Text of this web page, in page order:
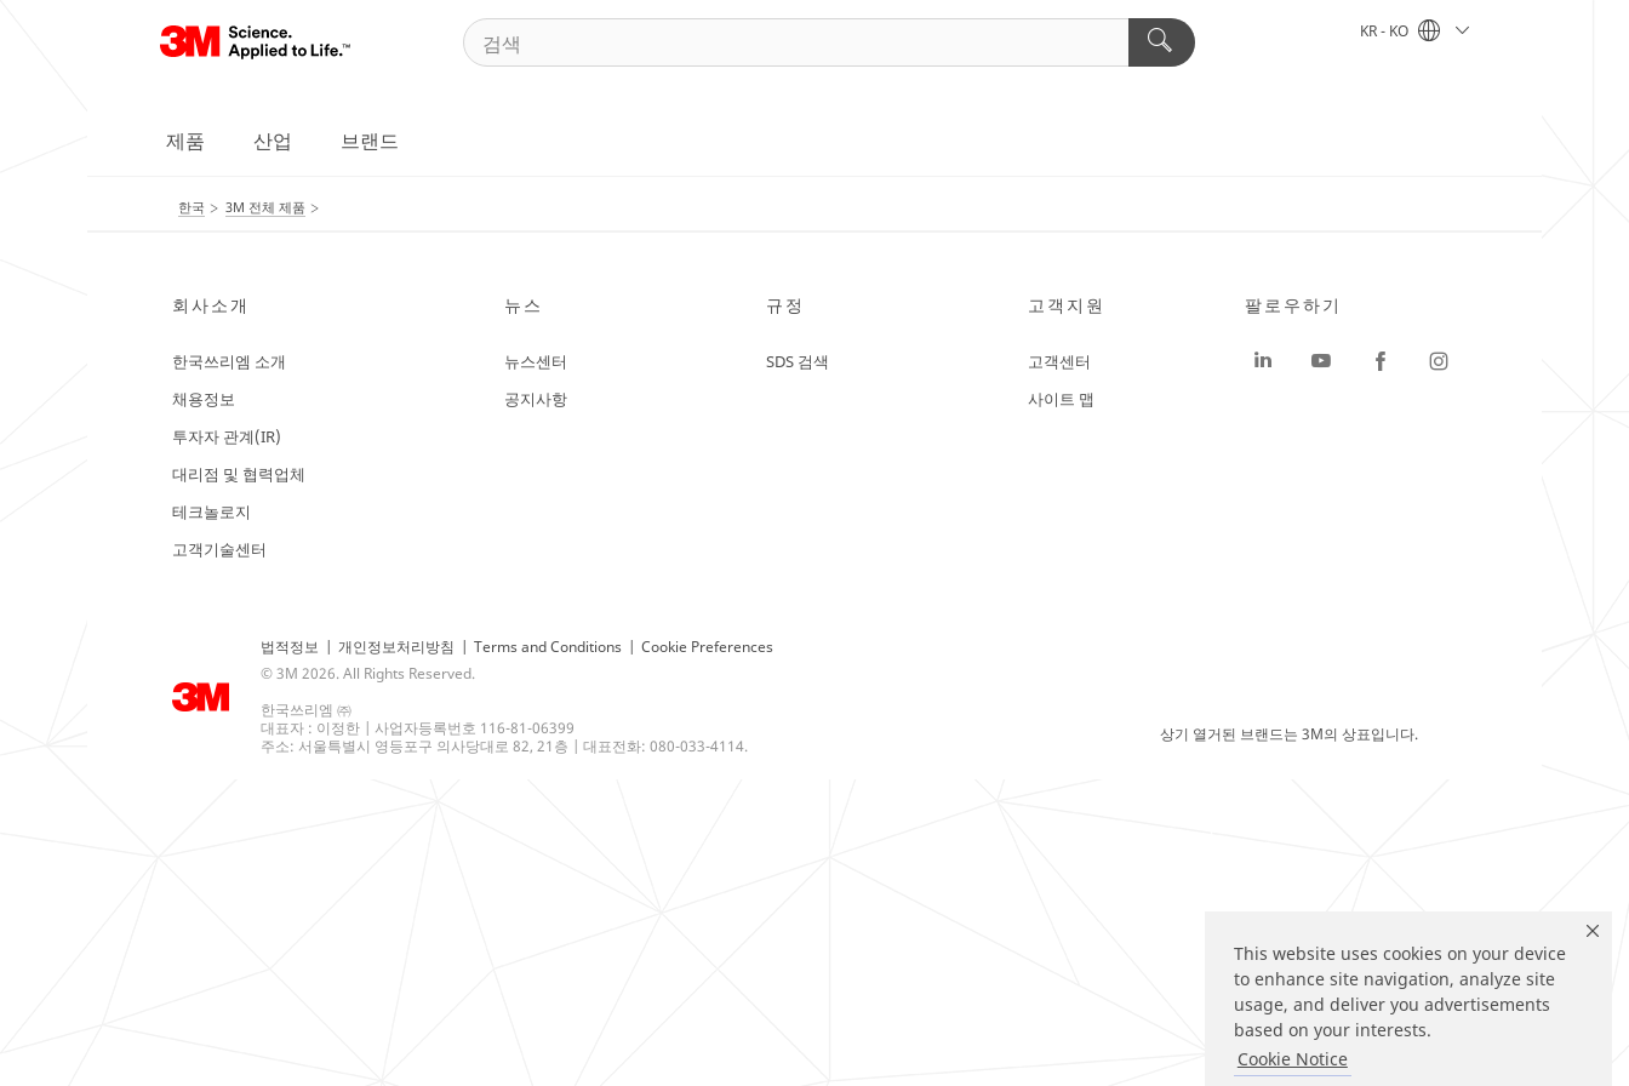
This website uses cookies on your device
to enhance site navigation, analyze site
usage, and deliver you advertisements
based on your interests.
Cookie Notice
KR - KO
제품 산업 브랜드
한국 3M 전체 제품
회사소개
한국쓰리엠 소개
채용정보
투자자 관계(IR)
대리점 및 협력업체
테크놀로지
고객기술센터
뉴스
뉴스센터
공지사항
규정
SDS 검색
고객지원
고객센터
사이트 맵
법적정보 | 개인정보처리방침 | Terms and Conditions | Cookie Preferences
© 3M 2026. All Rights Reserved.
한국쓰리엠 ㈜
대표자 : 이정한 | 사업자등록번호 116-81-06399
주소: 서울특별시 영등포구 의사당대로 82, 21층 | 대표전화: 080-033-4114.
팔로우하기
상기 열거된 브랜드는 3M의 상표입니다.